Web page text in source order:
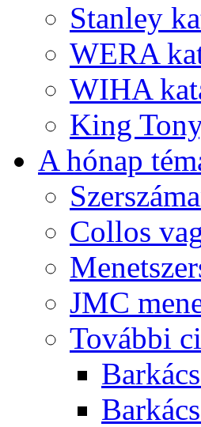
Stanley
WERA
WIHA
King
A hónap
Collos
JMC
További